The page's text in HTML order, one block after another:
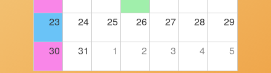
23 24 25 26 27 28 29
30 31 1 2 3 4 5